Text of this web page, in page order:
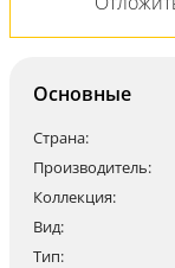
Основные
Страна:
Производитель:
Коллекция:
Вид:
Тип: